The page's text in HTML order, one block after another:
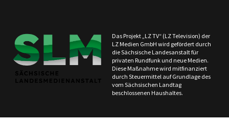
Das Projekt „LZ TV“ (LZ Television) der
LZ Medien GmbH wird gefördert durch
die Sächsische Landesanstalt für
privaten Rundfunk und neue Medien.
Diese Maßnahme wird mitfinanziert
durch Steuermittel auf Grundlage des
vom Sächsischen Landtag
beschlossenen Haushaltes.